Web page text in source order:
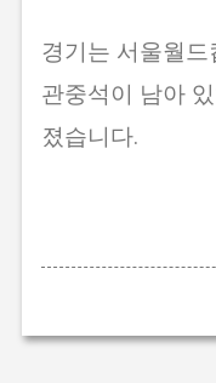
경기는 서울월
관중석이 남아
졌습니다.